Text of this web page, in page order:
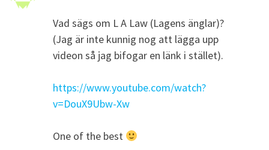
Vad sägs om L A Law (Lagens änglar)?
(Jag är inte kunnig nog att lägga upp
videon så jag bifogar en länk i stället).
https://www.youtube.com/watch?
v=DouX9Ubw-Xw
One of the best